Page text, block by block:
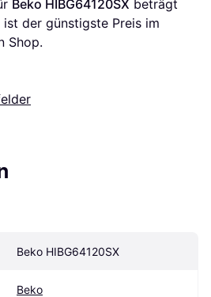
Beko HIBG64120SX beträgt
ist der günstigste Preis im
Shop.
Beko HIBG64120SX
Beko